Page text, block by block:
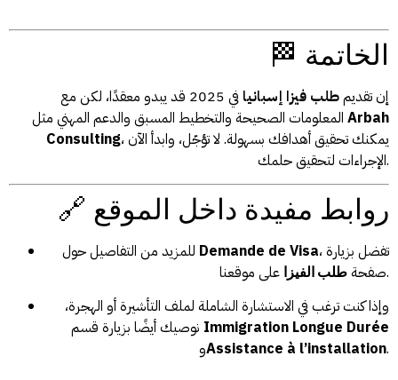
🏁 الخاتمة
إن تقديمطلب فيزا إسبانيا
في 2025 قد يبدو معقدًا، لكن مع
Arbah
Consulting، يمكنك تحقيق أهدافك بسهولة. لا تؤجّل، وابدأ الآن
الإجراءات لتحقيق حلمك.
🔗 روابط مفيدة داخل الموقع
Demande de Visa، تفضل بزيارة
صفحة طلب الفيزا
على موقعنا.
وإذا كنت ترغب في الاستشارة الشاملة لملف التأشيرة أو الهجرة،
Immigration Longue Durée
وAssistance à l’installation.